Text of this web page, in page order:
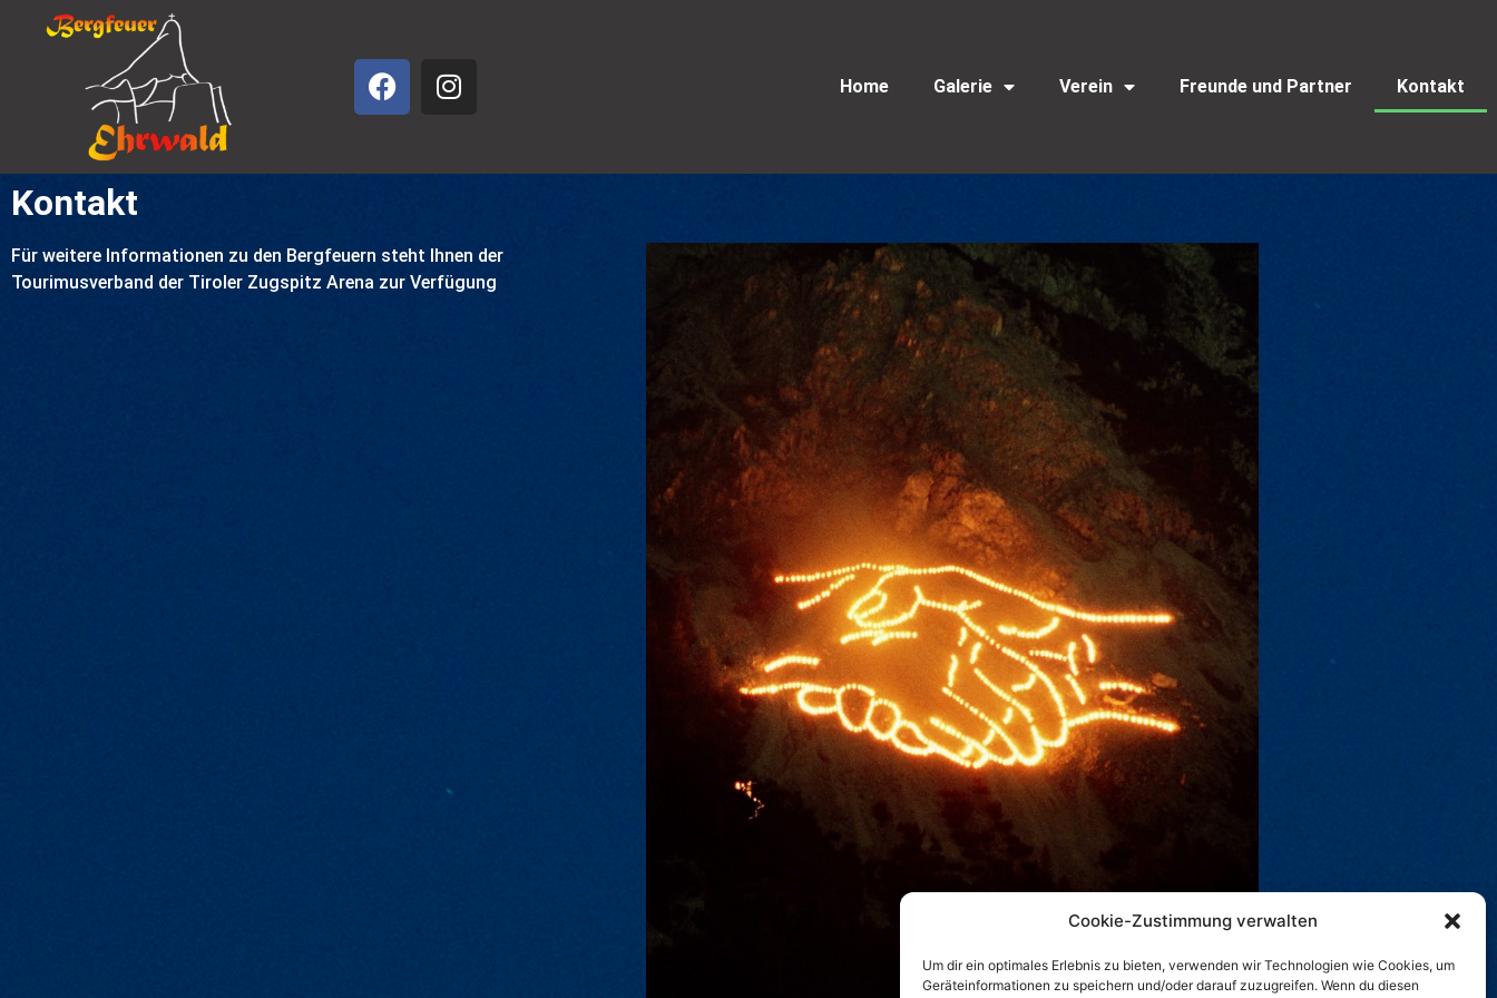
Cookie-Zustimmung verwalten
Um dir ein optimales Erlebnis zu bieten, verwenden wir Technologien wie Cookies, um
Geräteinformationen zu speichern und/oder darauf zuzugreifen. Wenn du diesen
Home Galerie Verein Freunde und Partner Kontakt
Kontakt
Für weitere Informationen zu den Bergfeuern steht Ihnen der
Tourimusverband der Tiroler Zugspitz Arena zur Verfügung